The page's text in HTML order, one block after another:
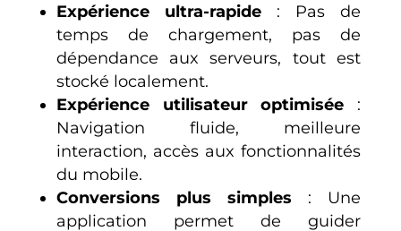
Expérience ultra-rapide: Pas de
temps de chargement, pas de
dépendance aux serveurs, tout est
stocké localement.
Expérience utilisateur optimisée :
Navigation fluide, meilleure
interaction, accès aux fonctionnalités
du mobile.
Conversions plus simples : Une
application permet de guider